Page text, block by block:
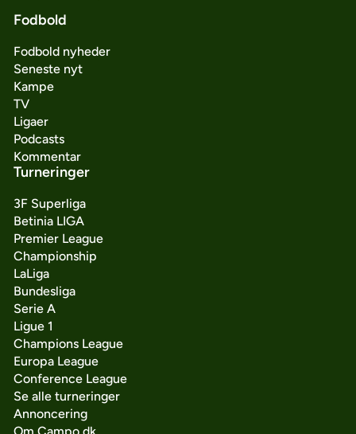
Fodbold
Fodbold nyheder
Seneste nyt
Kampe
TV
Ligaer
Podcasts
Kommentar
Turneringer
3F Superliga
Betinia LIGA
Premier League
Championship
LaLiga
Bundesliga
Serie A
Ligue 1
Champions League
Europa League
Conference League
Se alle turneringer
Annoncering